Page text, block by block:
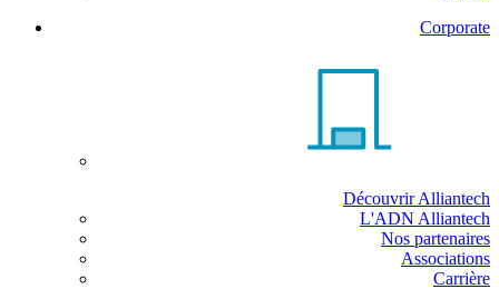
Corporate
Découvrir Alliantech
L'ADN Alliantech
Nos partenaires
Associations
Carrière